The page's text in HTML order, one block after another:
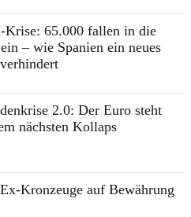
Krise: 65.000 fallen in die
– wie Spanien ein neues
2.0: Der Euro steht
nächsten Kollaps
Kronzeuge auf Bewährung